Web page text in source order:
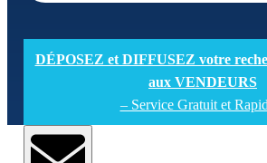
DÉPOSEZ et DIFFUSEZ votre
aux VENDEURS
– Service Gratuit et